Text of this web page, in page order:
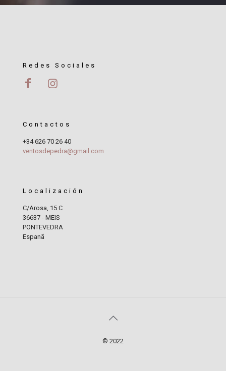
Redes Sociales
Contactos
+34 626 70 26 40
ventosdepedra@gmail.com
Localización
C/Arosa, 15 C
36637 - MEIS
PONTEVEDRA
Espanã
© 2022